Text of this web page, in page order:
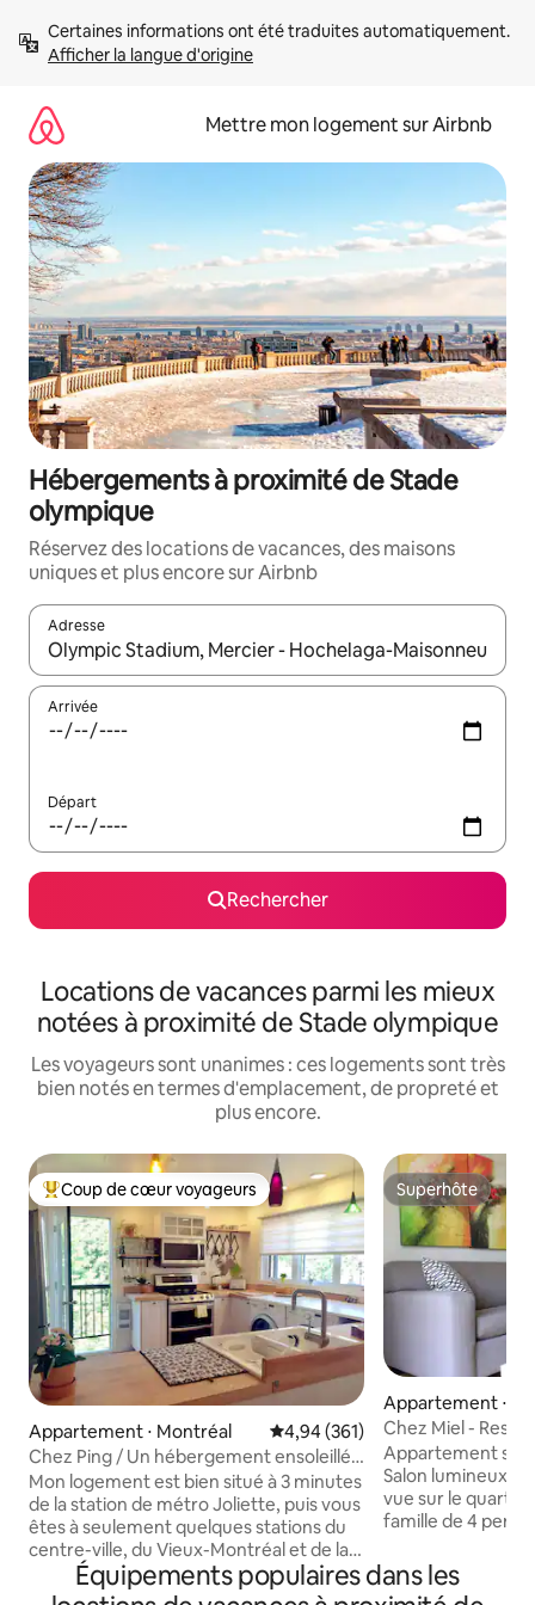
directement
Afficher la langue d'origine
Mettre mon logement sur Airbnb
Hébergements à proximité de Stade
olympique
Réservez des locations de vacances, des maisons
uniques et plus encore sur Airbnb
Adresse
Lorsque les résultats s'affichent, utilisez les flèches vers le
Arrivée
Départ
Rechercher
Locations de vacances parmi les mieux
notées à proximité de Stade olympique
Les voyageurs sont unanimes : ces logements sont très
bien notés en termes d'emplacement, de propreté et
plus encore.
Coups de cœur voyageurs les plus appréciés
Coup de cœur voyageurs
Appartement ⋅ Montréal Évaluation moyenne sur la
4,94 (361)
Chez Ping / Un hébergement ensoleillé
et confortable !
Mon logement est bien situé à 3 minutes
de la station de métro Joliette, puis vous
êtes à seulement quelques stations du
centre-ville, du Vieux-Montréal et de la
Place des Festivals. Il est proche du
stade olympique et du jardin botanique.
Superhôte
Superhôte
Appartement ⋅
Chez Miel -
vous êtes chez
Appartement
Salon lumineux
vue sur le
famille de 4
privées 1ère : lit
simples) 2e : lit
Équipements populaires dans les